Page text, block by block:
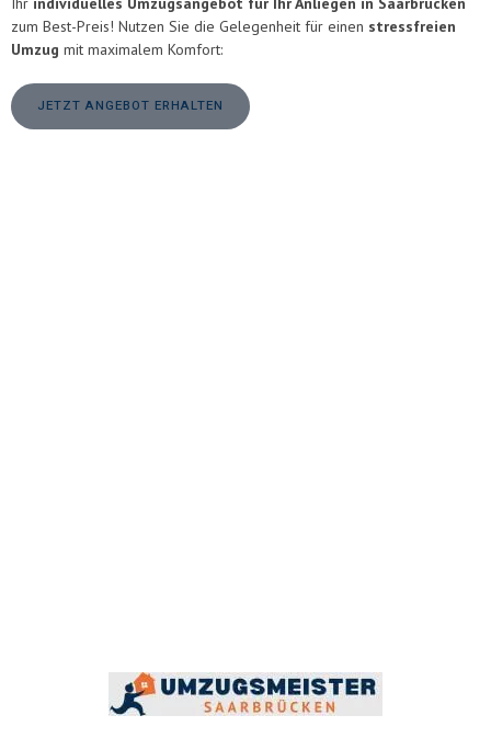
zum Best-Preis! Nutzen Sie die Gelegenheit für einen stressfreien
Umzug mit maximalem Komfort:
JETZT ANGEBOT ERHALTEN